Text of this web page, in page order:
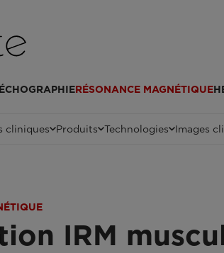
ÉCHOGRAPHIERÉSONANCE MAGNÉTIQUE
cliniques Produits Technologies Images
IRM